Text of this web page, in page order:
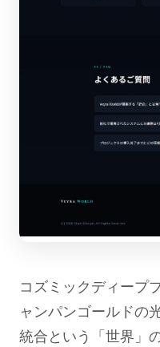
コズミックディープ
ャンパンゴールドの
統合という「世界」